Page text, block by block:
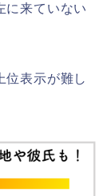
に来ていない
位表示が難し